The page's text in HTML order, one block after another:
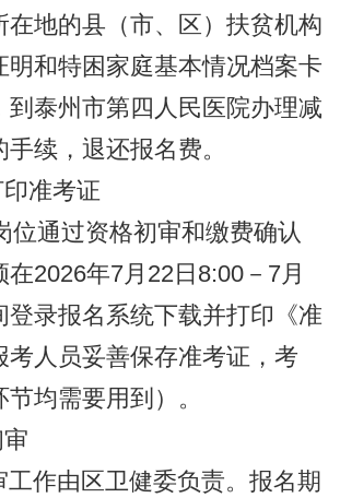
在地的县（市、区）扶贫机构
明和特困家庭基本情况档案卡
到泰州市第四人民医院办理减
续，退还报名费。
准考证
位通过资格初审和缴费确认
2026年7月22日8:00－7月
登录报名系统下载并打印《准
考人员妥善保存准考证，考
均需要用到）。
工作由区卫健委负责。报名期